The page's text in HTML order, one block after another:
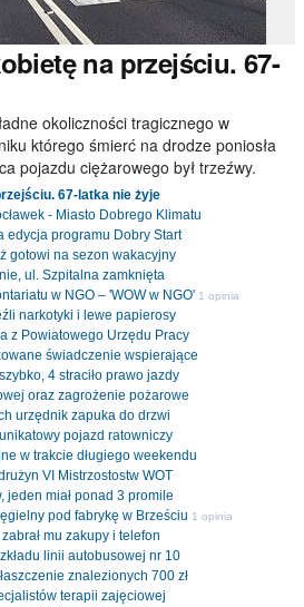
na przejściu. 67-
okoliczności tragicznego w
którego śmierć na drodze poniosła
pojazdu ciężarowego był trzeźwy.
67-latka nie żyje
- Miasto Dobrego Klimatu
edycja programu Dobry Start
gotowi na sezon wakacyjny
ul. Szpitalna zamknięta
w NGO – 'WOW w NGO' 1 opinia
narkotyki i lewe papierosy
z Powiatowego Urzędu Pracy
świadczenie wspierające
4 straciło prawo jazdy
oraz zagrożenie pożarowe
urzędnik zapuka do drzwi
pojazd ratowniczy
w trakcie długiego weekendu
VI Mistrzostostw WOT
jeden miał ponad 3 promile
pod fabrykę w Brześciu 1 opinia
mu zakupy i telefon
linii autobusowej nr 10
znalezionych 700 zł
terapii zajęciowej